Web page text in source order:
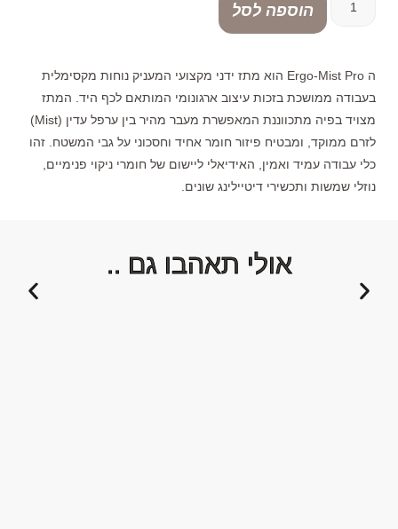
הוספה לסל
ה Ergo-Mist Pro הוא מתז ידני מקצועי המעניק נוחות מקסימלית
בעבודה ממושכת בזכות עיצוב ארגונומי המותאם לכף היד. המתז
מצויד בפיה מתכווננת המאפשרת מעבר מהיר בין ערפל עדין (Mist)
לזרם ממוקד, ומבטיח פיזור חומר אחיד וחסכוני על גבי המשטח. זהו
כלי עבודה עמיד ואמין, האידיאלי ליישום של חומרי ניקוי פנימיים,
נוזלי שמשות ותכשירי דיטיילינג שונים.
אולי תאהבו גם ..